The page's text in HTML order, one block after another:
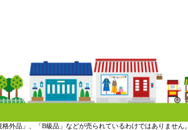
外品」、「B級品」などが売られているわけではありません。